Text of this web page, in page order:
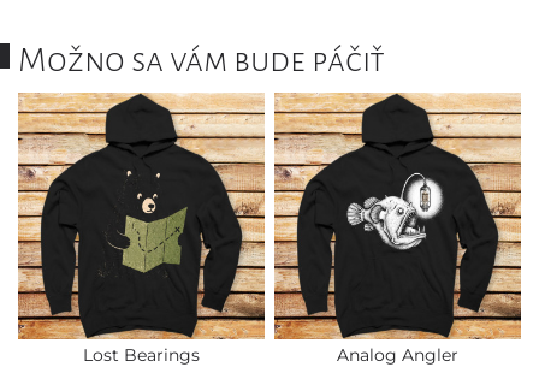
Možno sa vám bude páčiť
Lost Bearings Analog Angler